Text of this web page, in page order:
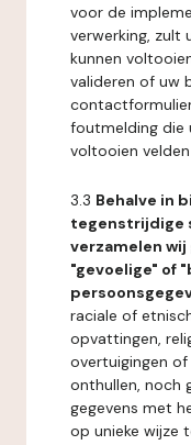
voor de
verwerking, zult
kunnen
valideren of uw
foutmelding die
voltooien
3.3 Behalve in
tegenstrijdige
verzamelen wij
"gevoelige" of
raciale of
opvattingen,
overtuigingen
onthullen, noch
gegevens met
op unieke wijze